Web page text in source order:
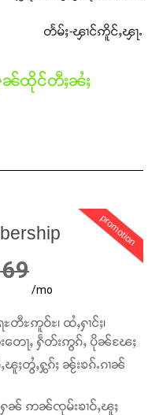
တႅမ်ႈ-ၾၢင်ဢိူင်ႇၾႃႉ
ၼ်ထိုင်တီႈၼႆႈ
promotion
/mo
တီႊဢူဝ်ႊ၊ ထႆႇႁၢင်ႈ၊
တေႃႇ ႁဵတ်းဢွၵ်ႇ ပိုၼ်ၽႄႈ
ၽူႈတွႆႇႁွၵ်ႈ ၼႂ်းၶၵ်ႉၵၢၼ်
းႁၼ် ဢၼ်ၸုမ်းၶၢဝ်ႇၽူႈ